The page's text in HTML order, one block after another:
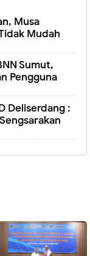
Musa
Mudah
Sumut,
Pengguna
Deliserdang :